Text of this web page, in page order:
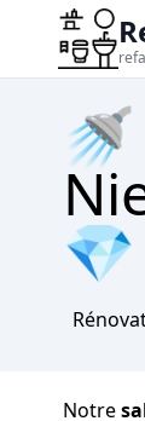
💎
Notre